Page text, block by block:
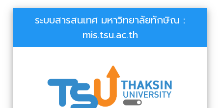
ระบบสารสนเทศ มหาวิทยาลัยทักษิณ :
mis.tsu.ac.th